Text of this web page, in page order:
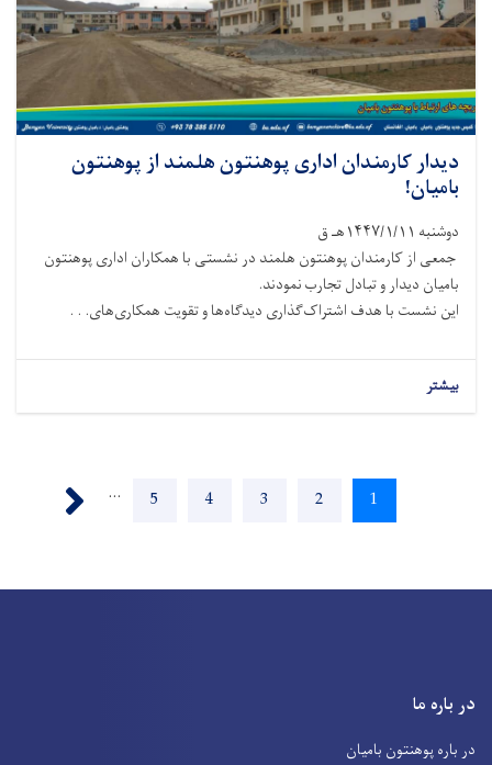
دیدار کارمندان اداری پوهنتون هلمند از پوهنتون
بامیان!
دوشنبه ۱۴۴۷/۱/۱۱هـ ق
جمعی از کارمندان پوهنتون هلمند در نشستی با همکاران اداری پوهنتون
بامیان دیدار و تبادل تجارب نمودند.
این نشست با هدف اشتراک‌گذاری دیدگاه‌ها و تقویت همکاری‌های. . .
بیشتر
Current
1
Page
2
Page
3
Page
4
Page
5
…
در باره ما
در باره پوهنتون بامیان